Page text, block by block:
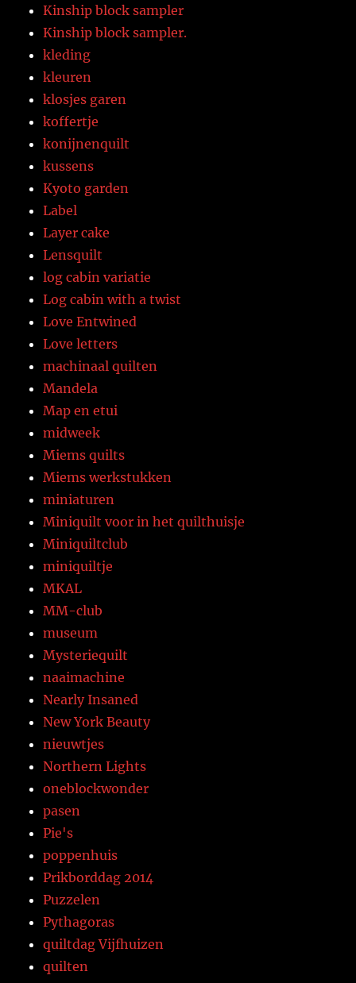
Kinship block sampler
Kinship block sampler.
kleding
kleuren
klosjes garen
koffertje
konijnenquilt
kussens
Kyoto garden
Label
Layer cake
Lensquilt
log cabin variatie
Log cabin with a twist
Love Entwined
Love letters
machinaal quilten
Mandela
Map en etui
midweek
Miems quilts
Miems werkstukken
miniaturen
Miniquilt voor in het quilthuisje
Miniquiltclub
miniquiltje
MKAL
MM-club
museum
Mysteriequilt
naaimachine
Nearly Insaned
New York Beauty
nieuwtjes
Northern Lights
oneblockwonder
pasen
Pie's
poppenhuis
Prikborddag 2014
Puzzelen
Pythagoras
quiltdag Vijfhuizen
quilten